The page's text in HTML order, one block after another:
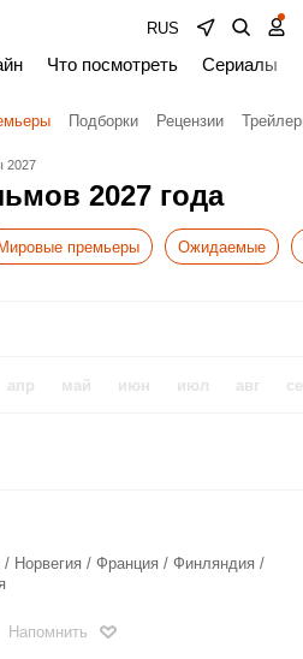
RUS
Что посмотреть Сериалы
Подборки Рецензии
2027
2027 года
премьеры Ожидаемые
апр май июн июл авг
Норвегия / Франция / Финляндия /
Напомнить